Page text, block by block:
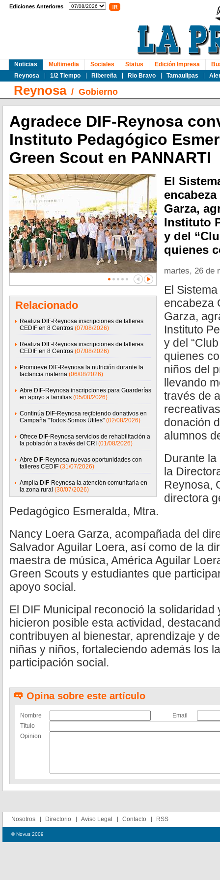
Ediciones Anteriores
Noticias
Reynosa
1/2 Tiempo Ribereña Rio Bravo Tamaulipas
Multimedia Sociales Status Edición Impresa
Reynosa/ Gobierno
Agradece DIF-Reynosa
Instituto Pedagógico
Green Scout en PANNARTI
Relacionado
Realiza DIF-Reynosa inscripciones de talleres
CEDIF en 8 Centros (07/08/2026)
Realiza DIF-Reynosa inscripciones de talleres
CEDIF en 8 Centros (07/08/2026)
Promueve DIF-Reynosa la nutrición durante la
lactancia materna (06/08/2026)
Abre DIF-Reynosa inscripciones para Guarderías
en apoyo a familias (05/08/2026)
Continúa DIF-Reynosa recibiendo donativos en
Campaña "Todos Somos Útiles" (02/08/2026)
Ofrece DIF-Reynosa servicios de rehabilitación a
la población a través del CRI (01/08/2026)
Abre DIF-Reynosa nuevas oportunidades con
talleres CEDIF (31/07/2026)
Amplía DIF-Reynosa la atención comunitaria en
la zona rural (30/07/2026)
El
Garza,
Instituto
y del
quienes
martes, 26 de
El
encabeza
Garza,
Instituto
y del
quienes
niños del
llevando
través de
donación
alumnos
Durante
la
Reynosa,
directora
Pedagógico Esmeralda, Mtra.
Nancy Loera Garza, acompañada del
Salvador Aguilar Loera, así como de la
maestra de música, América Aguilar
Green Scouts y estudiantes que
apoyo social.
El DIF Municipal reconoció la
hicieron posible esta actividad,
contribuyen al bienestar, aprendizaje y
niñas y niños, fortaleciendo además los
participación social.
Opina sobre este artículo
Nombre
Email
Título
Opinion
Nosotros Directorio Aviso Legal Contacto RSS
© Novus 2009